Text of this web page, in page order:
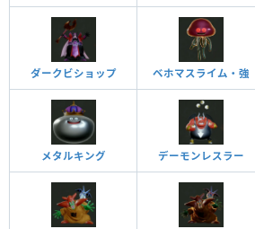
ダークビショップ ベホマスライム・強
メタルキング デーモンレスラー